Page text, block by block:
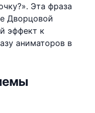
Эта фраза
Дворцовой
эффект к
аниматоров в